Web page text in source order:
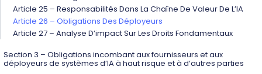
Article 25 – Responsabilités Dans La Chaîne De Valeur De L’IA
Article 26 – Obligations Des Déployeurs
Article 27 – Analyse D’impact Sur Les Droits Fondamentaux
Section 3 – Obligations incombant aux fournisseurs et aux
déployeurs de systèmes d’IA à haut risque et à d’autres parties